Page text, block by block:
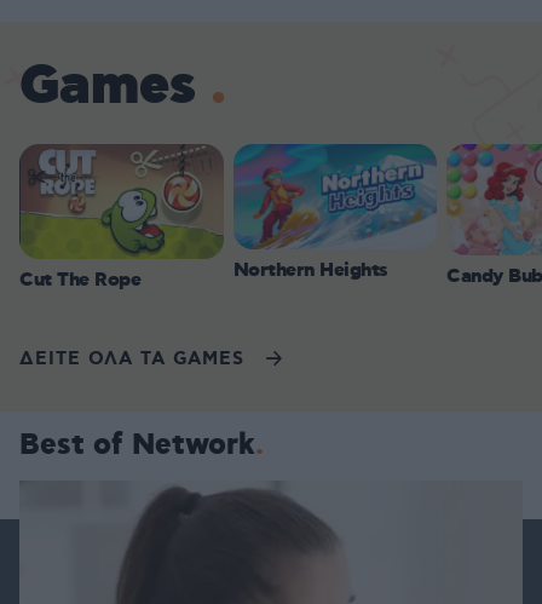
Games
Cut The Rope Northern Heights Candy
ΔΕΙΤΕ ΟΛΑ ΤΑ GAMES
Best of Network